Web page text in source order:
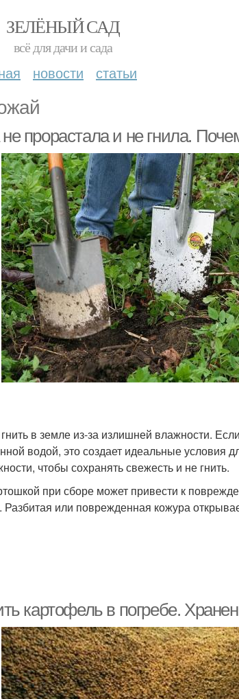
ЗЕЛЁНЫЙ САД
всё для дачи и сада
новости статьи
прорастала и не гнила.
в земле из-за излишней влажности.
водой, это создает идеальные условия
чтобы сохранять свежесть и не гнить.
при сборе может привести к
или поврежденная кожура
картофель в погребе.